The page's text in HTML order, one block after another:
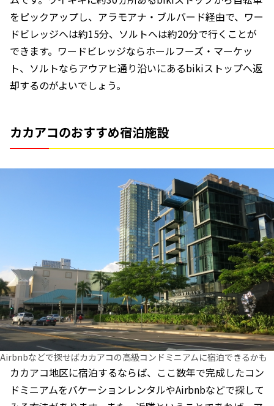
をピックアップし、アラモアナ・ブルバード経由で、ワー
ドビレッジへは約15分、ソルトへは約20分で行くことが
できます。ワードビレッジならホールフーズ・マーケッ
ト、ソルトならアウアヒ通り沿いにあるbikiストップへ返
却するのがよいでしょう。
カカアコのおすすめ宿泊施設
Airbnbなどで探せばカカアコの高級コンドミニアムに宿泊できるかも
カカアコ地区に宿泊するならば、ここ数年で完成したコン
ドミニアムをバケーションレンタルやAirbnbなどで探して